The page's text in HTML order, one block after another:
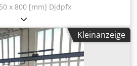
x 800 [mm] Djdpfx
: 7 - Hübe, x, y, z : 400, 400, 370
: 50 - 2240 [U/min.] -
mit Potentiometer : 0 - 630
3 Achsen HENDENHAIN -
Kleinanzeige